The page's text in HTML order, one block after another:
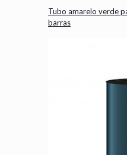
Tubo amarelo verde
barras